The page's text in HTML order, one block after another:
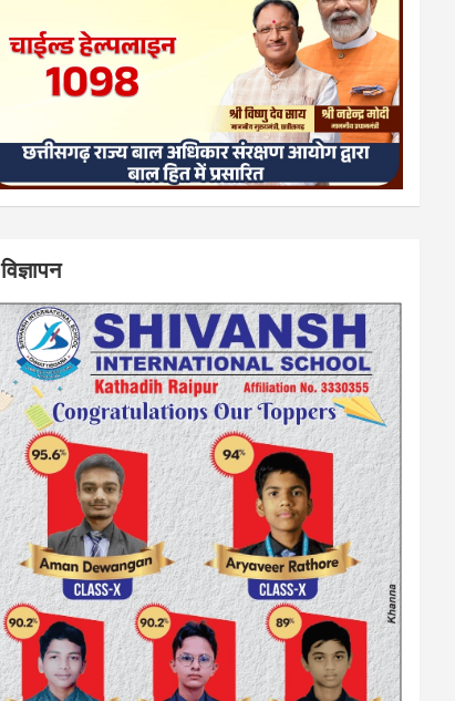
विज्ञापन